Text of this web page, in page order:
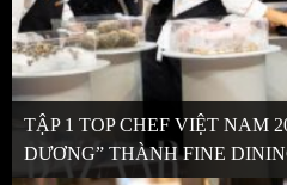
TẬP 1 TOP CHEF VIỆT NAM
DƯƠNG” THÀNH FINE